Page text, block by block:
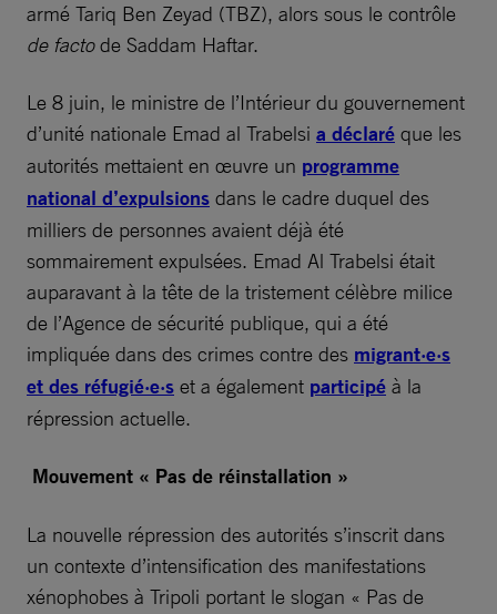
armé Tariq Ben Zeyad (TBZ), alors sous le contrôle
de factode Saddam Haftar.
Le 8 juin, le ministre de l’Intérieur du gouvernement
d’unité nationale Emad al Trabelsi a déclaré que les
autorités mettaient en œuvre un programme
national d’expulsions dans le cadre duquel des
milliers de personnes avaient déjà été
sommairement expulsées. Emad Al Trabelsi était
auparavant à la tête de la tristement célèbre milice
de l’Agence de sécurité publique, qui a été
impliquée dans des crimes contre des migrant·e·s
et des réfugié·e·s et a également participé à la
répression actuelle.
Mouvement « Pas de réinstallation »
La nouvelle répression des autorités s’inscrit dans
un contexte d’intensification des manifestations
xénophobes à Tripoli portant le slogan « Pas de